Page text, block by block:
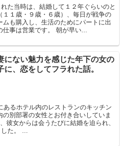
た当時は、結婚して１２年ぐらいのと
１１歳・９歳・６歳）、毎日が戦争の
も購入し、生活のためにパートに出
事は営業です。 朝が早い...
にない魅力を感じた年下の女の
に、恋をしてフラれた話。
あるホテル内のレストランのキッチン
別部署の女性とお付き合いしていま
彼女からは会うたびに結婚を迫られ、
た。 ...